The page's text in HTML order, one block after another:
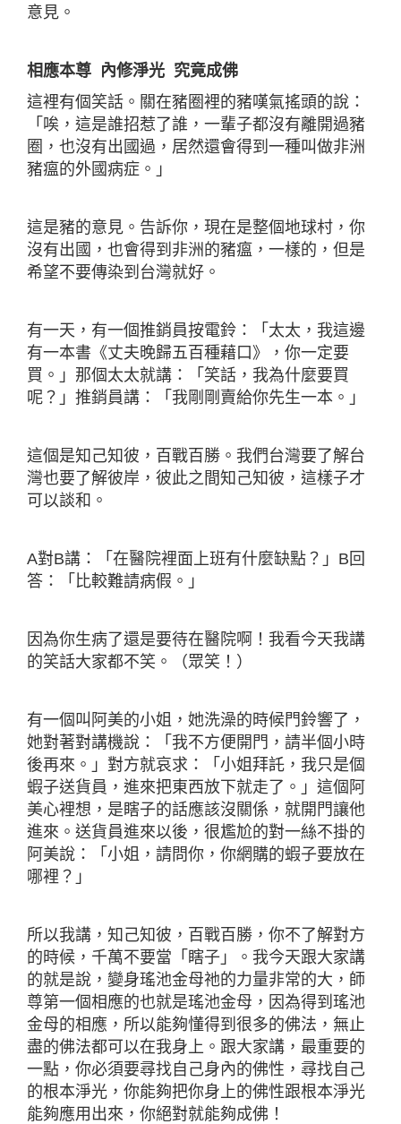
意見。
相應本尊 內修淨光 究竟成佛
這裡有個笑話。關在豬圈裡的豬嘆氣搖頭的說：
「唉，這是誰招惹了誰，一輩子都沒有離開過豬
圈，也沒有出國過，居然還會得到一種叫做非洲
豬瘟的外國病症。」
這是豬的意見。告訴你，現在是整個地球村，你
沒有出國，也會得到非洲的豬瘟，一樣的，但是
希望不要傳染到台灣就好。
有一天，有一個推銷員按電鈴：「太太，我這邊
有一本書《丈夫晚歸五百種藉口》，你一定要
買。」那個太太就講：「笑話，我為什麼要買
呢？」推銷員講：「我剛剛賣給你先生一本。」
這個是知己知彼，百戰百勝。我們台灣要了解台
灣也要了解彼岸，彼此之間知己知彼，這樣子才
可以談和。
A對B講：「在醫院裡面上班有什麼缺點？」B回
答：「比較難請病假。」
因為你生病了還是要待在醫院啊！我看今天我講
的笑話大家都不笑。（眾笑！）
有一個叫阿美的小姐，她洗澡的時候門鈴響了，
她對著對講機說：「我不方便開門，請半個小時
後再來。」對方就哀求：「小姐拜託，我只是個
蝦子送貨員，進來把東西放下就走了。」這個阿
美心裡想，是瞎子的話應該沒關係，就開門讓他
進來。送貨員進來以後，很尷尬的對一絲不掛的
阿美說：「小姐，請問你，你網購的蝦子要放在
哪裡？」
所以我講，知己知彼，百戰百勝，你不了解對方
的時候，千萬不要當「瞎子」。我今天跟大家講
的就是說，變身瑤池金母祂的力量非常的大，師
尊第一個相應的也就是瑤池金母，因為得到瑤池
金母的相應，所以能夠懂得到很多的佛法，無止
盡的佛法都可以在我身上。跟大家講，最重要的
一點，你必須要尋找自己身內的佛性，尋找自己
的根本淨光，你能夠把你身上的佛性跟根本淨光
能夠應用出來，你絕對就能夠成佛！